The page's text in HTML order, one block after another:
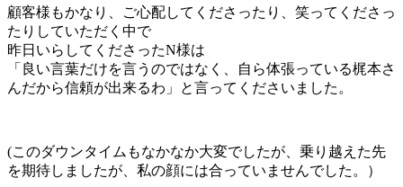
顧客様もかなり、ご心配してくださったり、笑ってくださっ
たりしていただく中で
昨日いらしてくださったN様は
「良い言葉だけを言うのではなく、自ら体張っている梶本さ
んだから信頼が出来るわ」と言ってくださいました。
(このダウンタイムもなかなか大変でしたが、乗り越えた先
を期待しましたが、私の顔には合っていませんでした。）